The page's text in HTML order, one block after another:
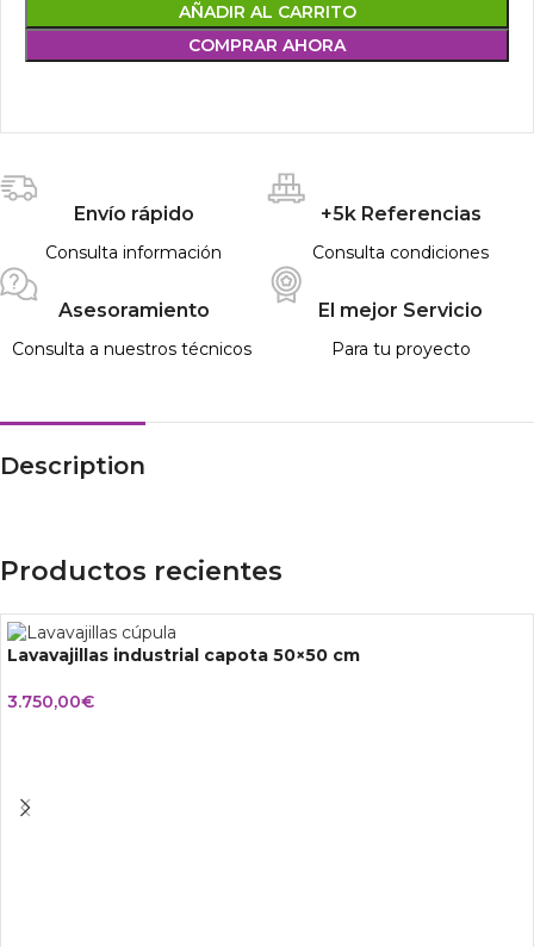
AÑADIR AL CARRITO
COMPRAR AHORA
Envío rápido
Consulta información
+5k Referencias
Consulta condiciones
Asesoramiento
Consulta a nuestros técnicos
El mejor Servicio
Para tu proyecto
Description
Productos recientes
Lavavajillas industrial capota 50×50 cm
3.750,00€